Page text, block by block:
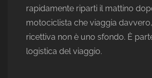
rapidamente riparti il mattino
motociclista che viaggia
ricettiva non è uno sfondo. È
logistica del viaggio.